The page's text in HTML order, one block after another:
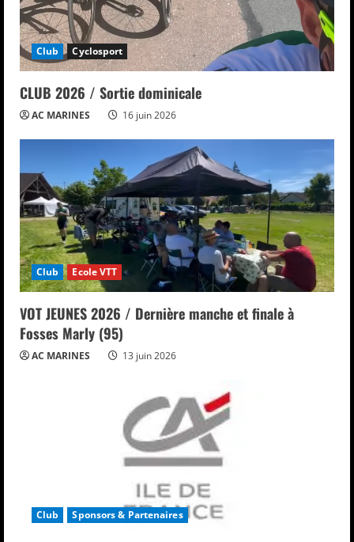
Club Cyclosport
CLUB 2026 / Sortie dominicale
AC MARINES 16 juin 2026
Club Ecole VTT
VOT JEUNES 2026 / Dernière manche et finale à
Fosses Marly (95)
AC MARINES 13 juin 2026
Club Sponsors & Partenaires